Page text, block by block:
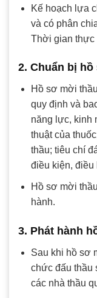
Kế hoạch lựa
và có phân
Thời gian thực
2. Chuẩn bị
Hồ sơ mời
quy định và
năng lực, kinh
thuật của
thầu; tiêu chí
điều kiện, điều
Hồ sơ mời
hành.
3. Phát hành
Sau khi hồ sơ
chức đấu thầu
các nhà thầu